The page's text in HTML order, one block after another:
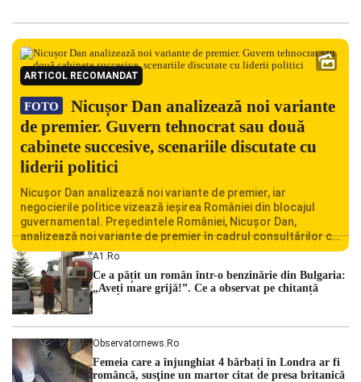
ARTICOL RECOMANDAT
FOTO
Nicușor Dan analizează noi variante
de premier. Guvern tehnocrat sau două
cabinete succesive, scenariile discutate cu
liderii politici
Nicușor Dan analizează noi variante de premier, iar
negocierile politice vizează ieșirea României din blocajul
guvernamental. Președintele României, Nicușor Dan,
analizează noi variante de premier în cadrul consultărilor cu
liderii politici. Ciprian Ciucu vorbește despre scenariul unui
guvern tehnocrat și despre posibilitatea a două cabinete
succesive. Nicușor Dan analizează noi variante de premier
România traversează […]
A1.ro
Ce a pățit un român într-o benzinărie din Bulgaria:
„Aveți mare grijă!”. Ce a observat pe chitanță
Observatornews.ro
Femeia care a înjunghiat 4 bărbați în Londra ar fi
româncă, susţine un martor citat de presa britanică